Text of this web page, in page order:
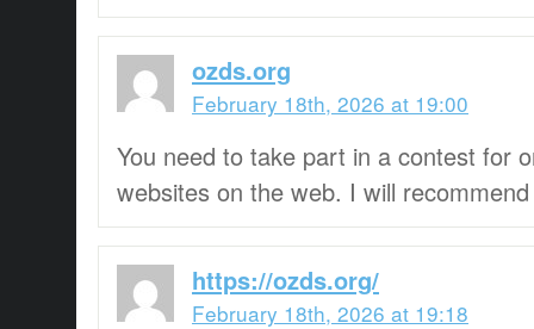
ozds.org
February 18th, 2026 at 19:00
You need to take part in a contest for
websites on the web. I will
https://ozds.org/
February 18th, 2026 at 19:18